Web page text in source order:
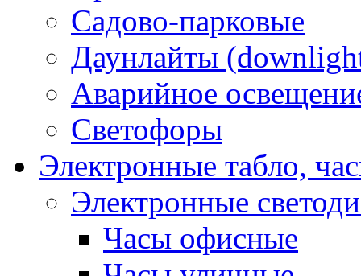
Садово-парковые
Даунлайты
Аварийное
Светофоры
Электронные табло,
Электронные
Часы офисные